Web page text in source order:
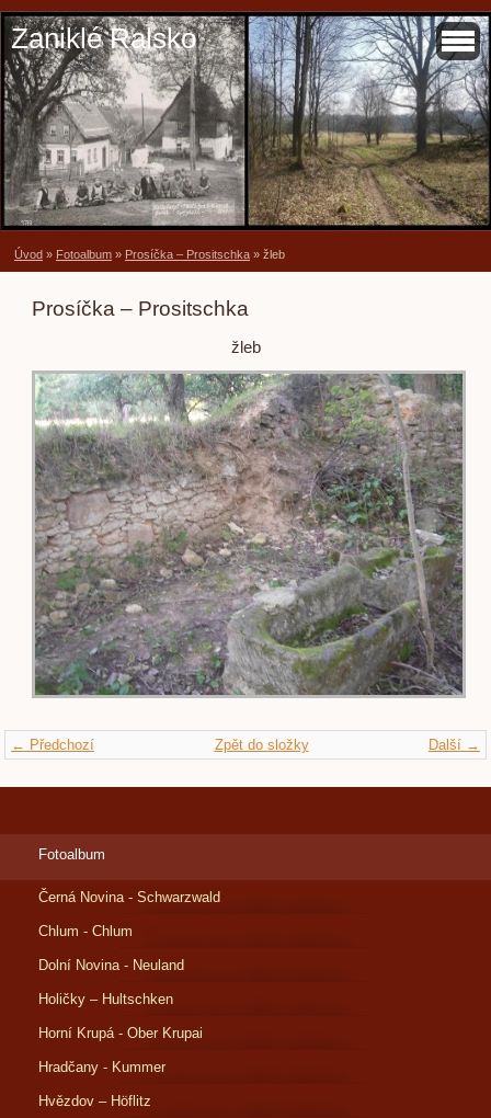
Zaniklé Ralsko
Úvod » Fotoalbum » Prosíčka – Prositschka » žleb
Prosíčka – Prositschka
žleb
← Předchozí Další →
Zpět do složky
Fotoalbum
Černá Novina - Schwarzwald
Chlum - Chlum
Dolní Novina - Neuland
Holičky – Hultschken
Horní Krupá - Ober Krupai
Hradčany - Kummer
Hvězdov – Höflitz